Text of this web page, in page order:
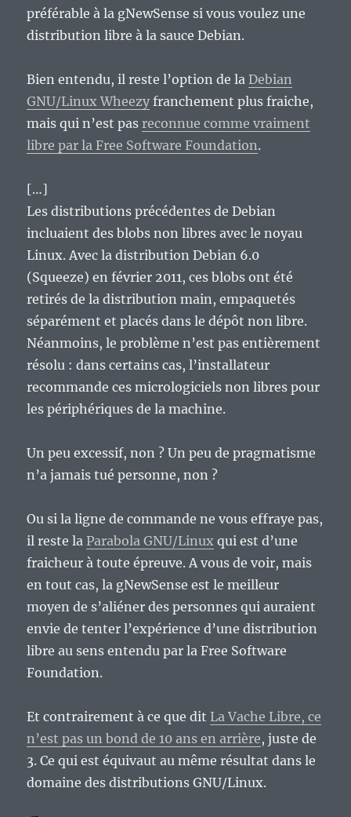
préférable à la gNewSense si vous voulez une
distribution libre à la sauce Debian.
Bien entendu, il reste l’option de la Debian
GNU/Linux Wheezy franchement plus fraiche,
mais qui n’est pas reconnue comme vraiment
libre par la Free Software Foundation.
[…]
Les distributions précédentes de Debian
incluaient des blobs non libres avec le noyau
Linux. Avec la distribution Debian 6.0
(Squeeze) en février 2011, ces blobs ont été
retirés de la distribution main, empaquetés
séparément et placés dans le dépôt non libre.
Néanmoins, le problème n’est pas entièrement
résolu : dans certains cas, l’installateur
recommande ces micrologiciels non libres pour
les périphériques de la machine.
Un peu excessif, non ? Un peu de pragmatisme
n’a jamais tué personne, non ?
Ou si la ligne de commande ne vous effraye pas,
il reste la Parabola GNU/Linux qui est d’une
fraicheur à toute épreuve. A vous de voir, mais
en tout cas, la gNewSense est le meilleur
moyen de s’aliéner des personnes qui auraient
envie de tenter l’expérience d’une distribution
libre au sens entendu par la Free Software
Foundation.
Et contrairement à ce que dit La Vache Libre, ce
n’est pas un bond de 10 ans en arrière, juste de
3. Ce qui est équivaut au même résultat dans le
domaine des distributions GNU/Linux.